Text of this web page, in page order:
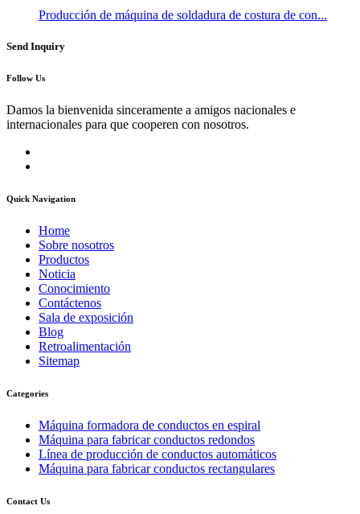
Producción de máquina de soldadura de costura de con...
Send Inquiry
Follow Us
Damos la bienvenida sinceramente a amigos nacionales e
internacionales para que cooperen con nosotros.
Quick Navigation
Home
Sobre nosotros
Productos
Noticia
Conocimiento
Contáctenos
Sala de exposición
Blog
Retroalimentación
Sitemap
Categories
Máquina formadora de conductos en espiral
Máquina para fabricar conductos redondos
Línea de producción de conductos automáticos
Máquina para fabricar conductos rectangulares
Contact Us